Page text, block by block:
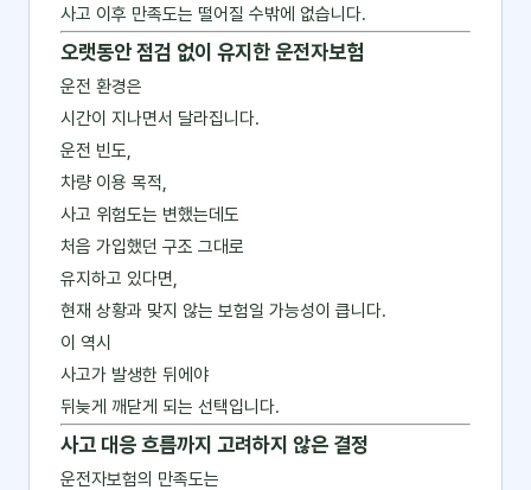
사고 이후 만족도는 떨어질 수밖에 없습니다.
오랫동안 점검 없이 유지한 운전자보험
운전 환경은
시간이 지나면서 달라집니다.
운전 빈도,
차량 이용 목적,
사고 위험도는 변했는데도
처음 가입했던 구조 그대로
유지하고 있다면,
현재 상황과 맞지 않는 보험일 가능성이 큽니다.
이 역시
사고가 발생한 뒤에야
뒤늦게 깨닫게 되는 선택입니다.
사고 대응 흐름까지 고려하지 않은 결정
운전자보험의 만족도는